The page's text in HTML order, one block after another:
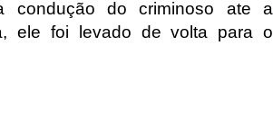
condução do criminoso ate a
ele foi levado de volta para o